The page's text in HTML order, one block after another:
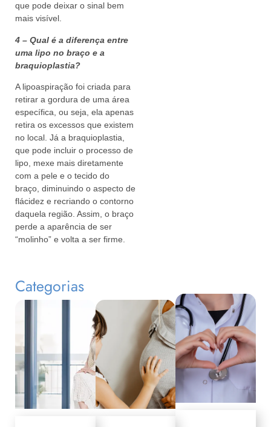
que pode deixar o sinal bem
mais visível.
4 – Qual é a diferença entre
uma lipo no braço e a
braquioplastia?
A lipoaspiração foi criada para
retirar a gordura de uma área
específica, ou seja, ela apenas
retira os excessos que existem
no local. Já a braquioplastia,
que pode incluir o processo de
lipo, mexe mais diretamente
com a pele e o tecido do
braço, diminuindo o aspecto de
flácidez e recriando o contorno
daquela região. Assim, o braço
perde a aparência de ser
“molinho” e volta a ser firme.
Categorias